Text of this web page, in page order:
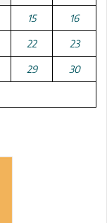
15 16
22 23
29 30